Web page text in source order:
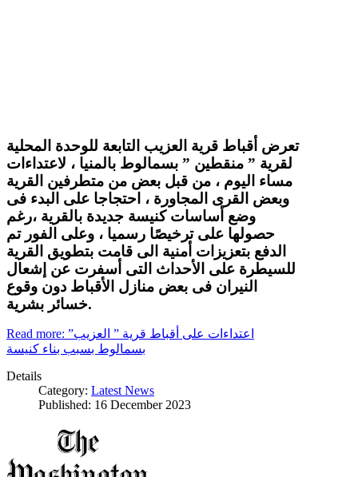
تعرض أقباط قرية العزيب التابعة للوحدة المحلية
لقرية ” منقطين ” بسمالوط بالمنيا ، لاعتداءات
مساء اليوم ، من قبل بعض من متطرفين القرية
وبعض القرى المجاورة ، احتجاجا على البدء فى
وضع أساسات كنيسة جديدة بالقرية ،رغم
حصولها على ترخيصًا رسميا ، وعلى الفور تم
الدفع بتعزيزات أمنية الى قامت بتطويق القرية
للسيطرة على الأحداث التى أسفرت عن إشعال
النيران فى بعض منازل الأقباط دون وقوع
خسائر بشرية.
Read more: اعتداءات على أقباط قرية ” العزيب”
بسمالوط بسبب بناء كنيسة
Details
Category: Latest News
Published: 16 December 2023